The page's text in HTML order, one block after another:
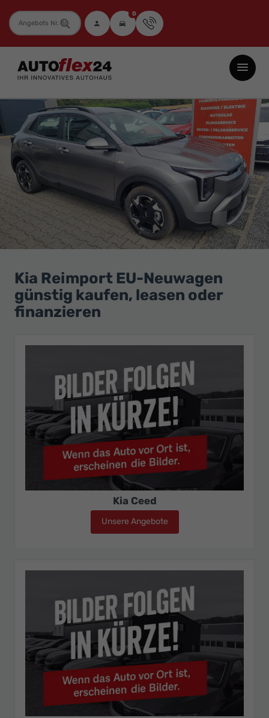
Fahrzeugnummer 0
Autoflex24
GmbH
-
EU-
Neuwagen
Jahreswagen
und
Gebrauchtwagen
zu
Top-
Preisen
Ihr
Innovatives
Autohaus
Kia Reimport EU-Neuwagen
günstig kaufen, leasen oder
finanzieren
Kia Ceed
Unsere Angebote